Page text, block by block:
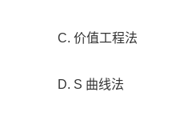
C. 价值工程法
D. S 曲线法